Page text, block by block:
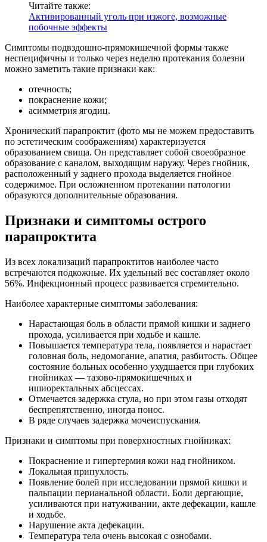
Читайте также:
Активированный уголь при изжоге, возможные
побочные эффекты
Симптомы подвздошно-прямокишечной формы также
неспецифичны и только через неделю протекания болезни
можно заметить такие признаки как:
отечность;
покраснение кожи;
асимметрия ягодиц.
Хронический парапроктит (фото мы не можем предоставить
по эстетическим соображениям) характеризуется
образованием свища. Он представляет собой своеобразное
образование с каналом, выходящим наружу. Через гнойник,
расположенный у заднего прохода выделяется гнойное
содержимое. При осложненном протекании патологии
образуются дополнительные образования.
Признаки и симптомы острого
парапроктита
Из всех локализаций парапроктитов наиболее часто
встречаются подкожные. Их удельный вес составляет около
56%. Инфекционный процесс развивается стремительно.
Наиболее характерные симптомы заболевания:
Нарастающая боль в области прямой кишки и заднего
прохода, усиливается при ходьбе и кашле.
Повышается температура тела, появляется и нарастает
головная боль, недомогание, апатия, разбитость. Общее
состояние больных особенно ухудшается при глубоких
гнойниках — тазово-прямокишечных и
ишиоректальных абсцессах.
Отмечается задержка стула, но при этом газы отходят
беспрепятственно, иногда понос.
В ряде случаев задержка мочеиспускания.
Признаки и симптомы при поверхностных гнойниках:
Покраснение и гипертермия кожи над гнойником.
Локальная припухлость.
Появление болей при исследовании прямой кишки и
пальпации перианальной области. Боли дергающие,
усиливаются при натуживании, акте дефекации, кашле
и ходьбе.
Нарушение акта дефекации.
Температура тела очень высокая с ознобами.